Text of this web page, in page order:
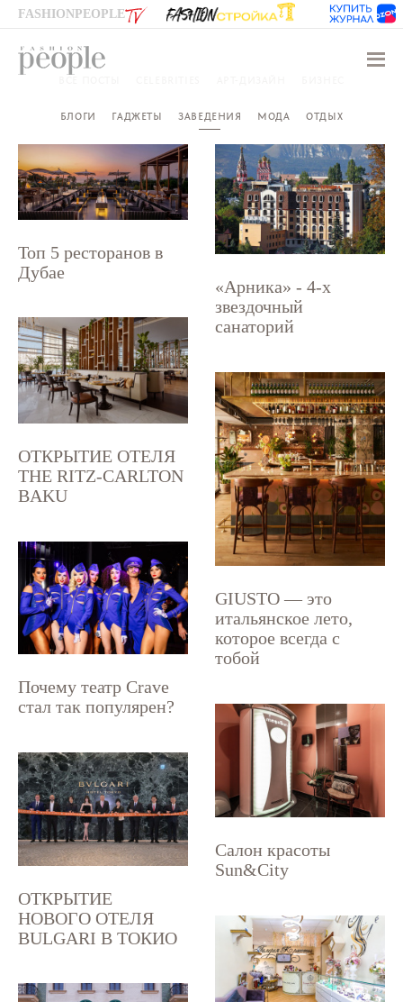
FASHIONPEOPLE
БЛОГИ ГАДЖЕТЫ ЗАВЕДЕНИЯ МОДА ОТДЫХ
Топ 5 ресторанов в
Дубае
«Арника» - 4-х
звездочный
санаторий
ОТКРЫТИЕ ОТЕЛЯ
THE RITZ-CARLTON
BAKU
GIUSTO — это
итальянское лето,
которое всегда с
тобой
Почему театр Crave
стал так популярен?
Салон красоты
Sun&City
ОТКРЫТИЕ
НОВОГО ОТЕЛЯ
BULGARI В ТОКИО